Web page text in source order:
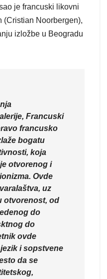
je francuski likovni
(Cristian Noorbergen),
izložbe u Beogradu
Francuski
francusko
bogatu
koja
otvorenog i
Ovde
uz
otvorenost, od
do
do
ovde
i sopstvene
da se